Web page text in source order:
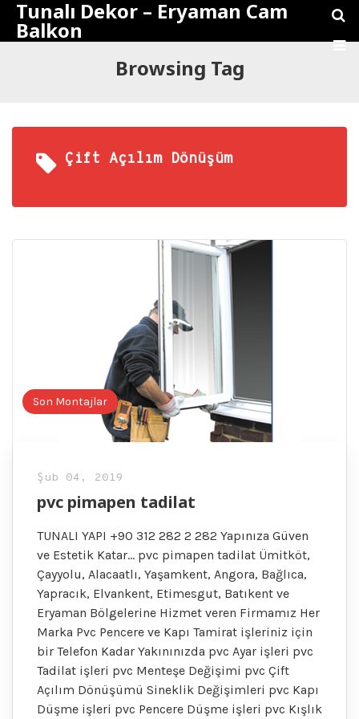
Tunalı Dekor – Eryaman Cam
Balkon
Browsing Tag
Çift Açılım Dönüşüm
Son Montajlar
Şub 04, 2019
pvc pimapen tadilat
TUNALI YAPI +90 312 282 2 282 Yapınıza Güven
ve Estetik Katar… pvc pimapen tadilat Ümitköt,
Çayyolu, Alacaatlı, Yaşamkent, Angora, Bağlıca,
Yapracık, Elvankent, Etimesgut, Batıkent ve
Eryaman Bölgelerine Hizmet veren Firmamız Her
Marka Pvc Pencere ve Kapı Tamirat işleriniz için
bir Telefon Kadar Yakınınızda pvc Ayar işleri pvc
Tadilat işleri pvc Menteşe Değişimi pvc Çift
Açılım Dönüşümü Sineklik Değişimleri pvc Kapı
Düşme işleri pvc Pencere Düşme işleri pvc Kışlık